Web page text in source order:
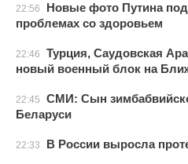
22:56
Новые фото Путина
проблемах со здоровьем
22:46
Турция, Саудовская
новый военный блок на
22:45
СМИ: Сын
Беларуси
22:33 В России выросла